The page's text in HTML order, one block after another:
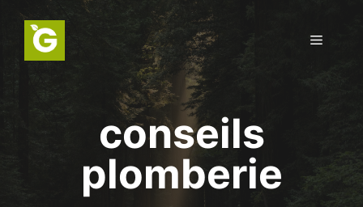
Aller
contenu
Menu
conseils
plomberie